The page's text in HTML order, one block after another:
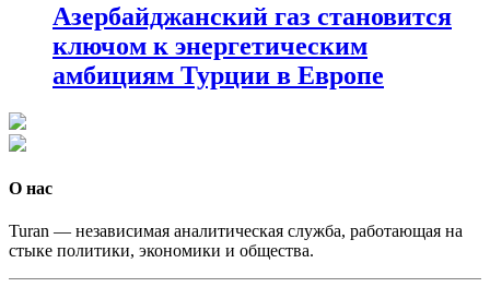
Азербайджанский газ становится
ключом к энергетическим
амбициям Турции в Европе
О нас
Turan — независимая аналитическая служба, работающая на
стыке политики, экономики и общества.